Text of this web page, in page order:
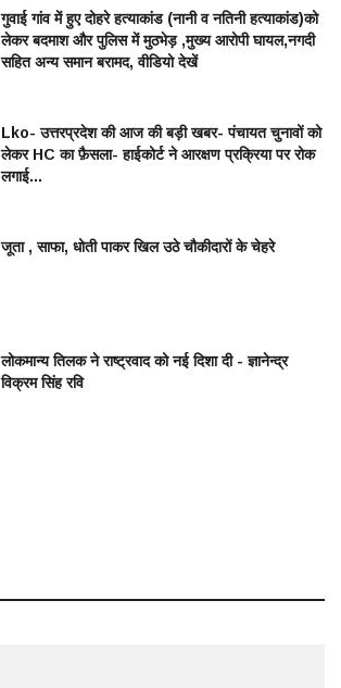
गुवाई गांव में हुए दोहरे हत्याकांड (नानी व नतिनी हत्याकांड)को
लेकर बदमाश और पुलिस में मुठभेड़ ,मुख्य आरोपी घायल,नगदी
सहित अन्य समान बरामद, वीडियो देखें
Lko- उत्तरप्रदेश की आज की बड़ी खबर- पंचायत चुनावों को
लेकर HC का फ़ैसला- हाईकोर्ट ने आरक्षण प्रक्रिया पर रोक
लगाई...
जूता , साफा, धोती पाकर खिल उठे चौकीदारों के चेहरे
लोकमान्य तिलक ने राष्ट्रवाद को नई दिशा दी - ज्ञानेन्द्र
विक्रम सिंह रवि